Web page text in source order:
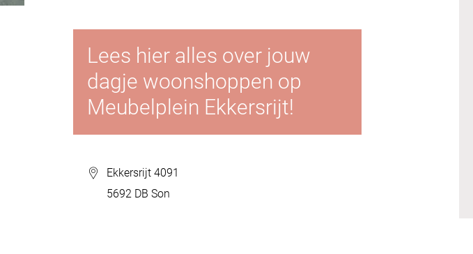
Lees hier alles over jouw
dagje woonshoppen op
Meubelplein Ekkersrijt!
Ekkersrijt 4091
5692 DB Son